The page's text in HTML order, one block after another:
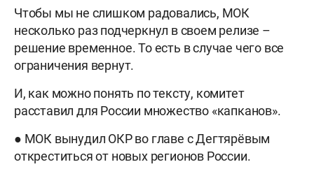
Чтобы мы не слишком радовались, МОК
несколько раз подчеркнул в своем релизе –
решение временное. То есть в случае чего все
ограничения вернут.
И, как можно понять по тексту, комитет
расставил для России множество «капканов».
● МОК вынудил ОКР во главе с Дегтярёвым
откреститься от новых регионов России.